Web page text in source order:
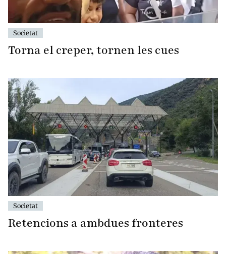
Societat
Torna el creper, tornen les cues
Societat
Retencions a ambdues fronteres